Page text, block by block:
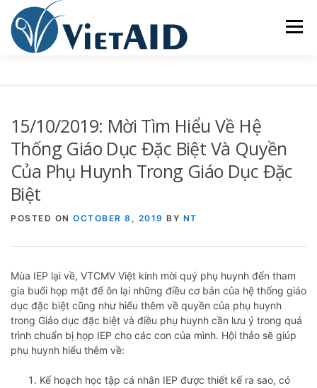
content
Menu
TRUNG TÂM CỘNG ĐỒNG SINH HOẠT
THAM GIA
15/10/2019: Mời Tìm Hiểu Về Hệ
Thống Giáo Dục Đặc Biệt Và Quyền
Của Phụ Huynh Trong Giáo Dục Đặc
Biệt
POSTED ON OCTOBER 8, 2019 BY NT
Mùa IEP lại về, VTCMV Việt kính mời quý phụ huynh đến tham
gia buổi họp mặt để ôn lại những điều cơ bản của hệ thống giáo
dục đặc biệt cũng như hiểu thêm về quyền của phụ huynh
trong Giáo dục đặc biệt và điều phụ huynh cần lưu ý trong quá
trình chuẩn bị họp IEP cho các con của mình. Hội thảo sẽ giúp
phụ huynh hiểu thêm về:
Kế hoạch học tập cá nhân IEP được thiết kế ra sao, có